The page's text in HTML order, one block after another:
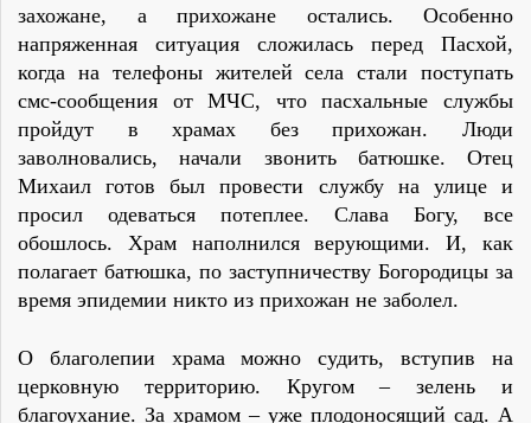
захожане, а прихожане остались. Особенно
напряженная ситуация сложилась перед Пасхой,
когда на телефоны жителей села стали поступать
смс-сообщения от МЧС, что пасхальные службы
пройдут в храмах без прихожан. Люди
заволновались, начали звонить батюшке. Отец
Михаил готов был провести службу на улице и
просил одеваться потеплее. Слава Богу, все
обошлось. Храм наполнился верующими. И, как
полагает батюшка, по заступничеству Богородицы за
время эпидемии никто из прихожан не заболел.
О благолепии храма можно судить, вступив на
церковную территорию. Кругом – зелень и
благоухание. За храмом – уже плодоносящий сад. А